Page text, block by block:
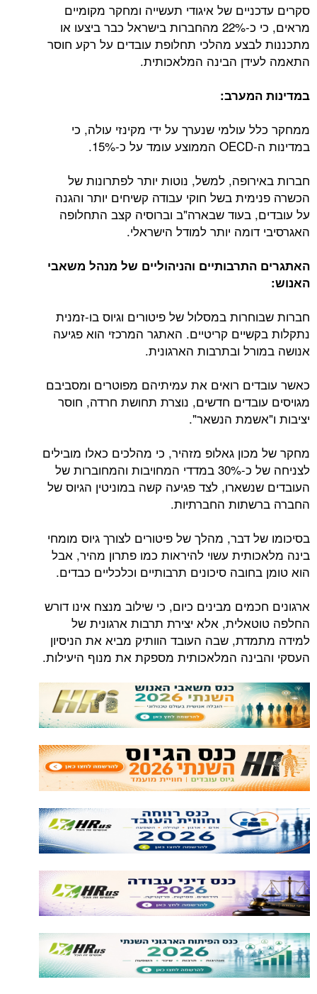
סקרים עדכניים של איגודי תעשייה ומחקר מקומיים
מראים, כי כ-22% מהחברות בישראל כבר ביצעו או
מתכננות לבצע מהלכי תחלופת עובדים על רקע חוסר
התאמה לעידן הבינה המלאכותית.
במדינות המערב:
ממחקר כלל עולמי שנערך על ידי מקינזי עולה, כי
במדינות ה-OECD הממוצע עומד על כ-15%.
חברות באירופה, למשל, נוטות יותר לפתרונות של
הכשרה פנימית בשל חוקי עבודה קשיחים יותר והגנה
על עובדים, בעוד שבארה"ב וברוסיה קצב התחלופה
האגרסיבי דומה יותר למודל הישראלי.
האתגרים התרבותיים והניהוליים של מנהל משאבי
האנוש:
חברות שבוחרות במסלול של פיטורים וגיוס בו-זמנית
נתקלות בקשיים קריטיים. האתגר המרכזי הוא פגיעה
אנושה במורל ובתרבות הארגונית.
כאשר עובדים רואים את עמיתיהם מפוטרים ומסביבם
מגויסים עובדים חדשים, נוצרת תחושת חרדה, חוסר
יציבות ו"אשמת הנשאר".
מחקר של מכון גאלופ מזהיר, כי מהלכים כאלו מובילים
לצניחה של כ-30% במדדי המחויבות והמחוברות של
העובדים שנשארו, לצד פגיעה קשה במוניטין הגיוס של
החברה ברשתות החברתיות.
בסיכומו של דבר, מהלך של פיטורים לצורך גיוס מומחי
בינה מלאכותית עשוי להיראות כמו פתרון מהיר, אבל
הוא טומן בחובה סיכונים תרבותיים וכלכליים כבדים.
ארגונים חכמים מבינים כיום, כי שילוב מנצח אינו דורש
החלפה טוטאלית, אלא יצירת תרבות ארגונית של
למידה מתמדת, שבה העובד הוותיק מביא את הניסיון
העסקי והבינה המלאכותית מספקת את מנוף היעילות.